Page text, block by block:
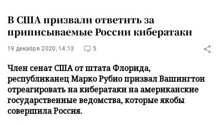
В США призвали ответить за
приписываемые России кибератаки
19 декабря 2020, 14:13 5
Член сенат США от штата Флорида,
республиканец Марко Рубио призвал Вашингтон
отреагировать на кибератаки на американские
государственные ведомства, которые якобы
совершила Россия.